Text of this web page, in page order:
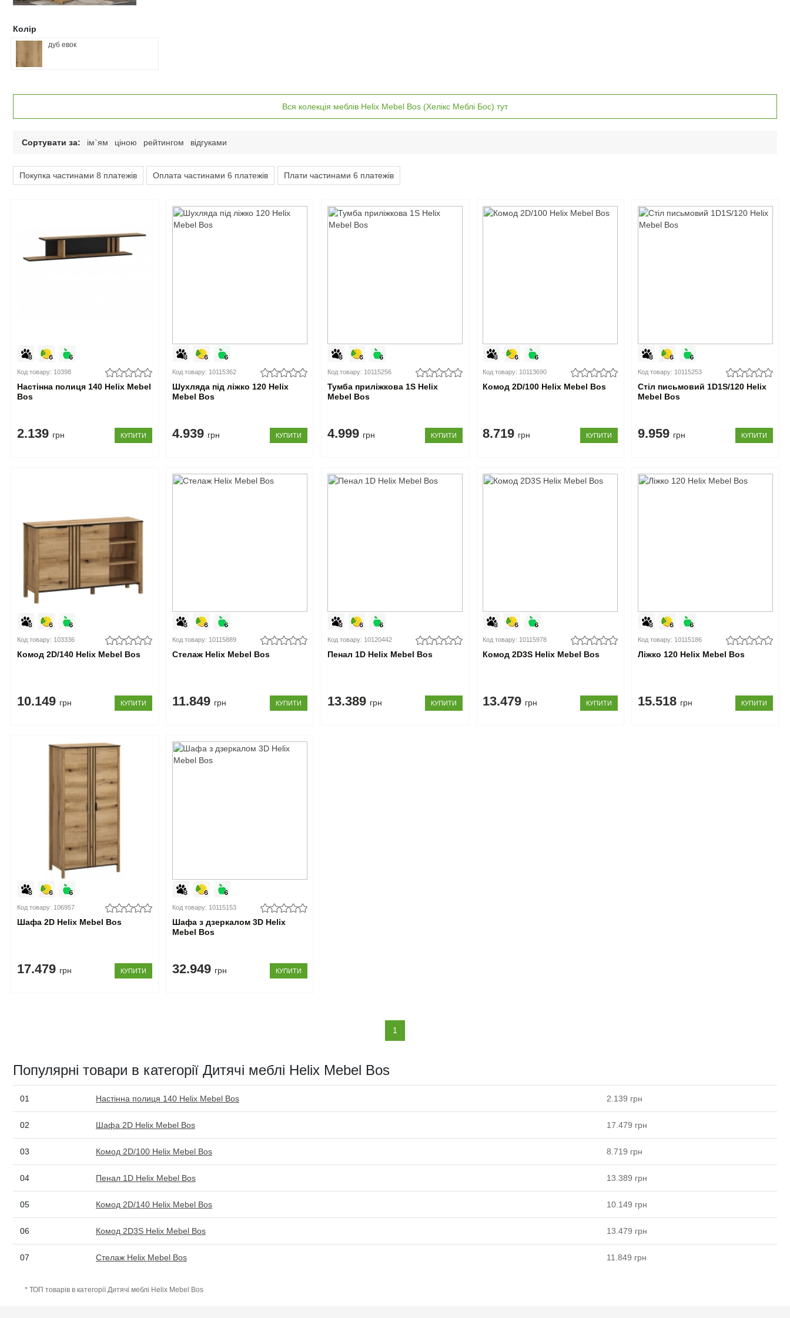
Колір
дуб евок
Вся колекція меблів Helix Mebel Bos (Хелікс Меблі Бос) тут
Сортувати за: ім`ям ціною рейтингом відгуками
Покупка частинами 8 платежів Оплата частинами 6 платежів Плати частинами 6 платежів
Код товару: 10398
Настінна полиця 140 Helix Mebel
Bos
2.139 грн КУПИТИ
Код товару: 10115362
Шухляда під ліжко 120 Helix
Mebel Bos
4.939 грн КУПИТИ
Код товару: 10115256
Тумба приліжкова 1S Helix
Mebel Bos
4.999 грн КУПИТИ
Код товару: 10113690
Комод 2D/100 Helix Mebel Bos
8.719 грн КУПИТИ
Код товару: 10115253
Стіл письмовий 1D1S/120 Helix
Mebel Bos
9.959 грн КУПИТИ
Код товару: 103336
Комод 2D/140 Helix Mebel Bos
10.149 грн КУПИТИ
Код товару: 10115889
Стелаж Helix Mebel Bos
11.849 грн КУПИТИ
Код товару: 10120442
Пенал 1D Helix Mebel Bos
13.389 грн КУПИТИ
Код товару: 10115978
Комод 2D3S Helix Mebel Bos
13.479 грн КУПИТИ
Код товару: 10115186
Ліжко 120 Helix Mebel Bos
15.518 грн КУПИТИ
Код товару: 106957
Шафа 2D Helix Mebel Bos
17.479 грн КУПИТИ
Код товару: 10115153
Шафа з дзеркалом 3D Helix
Mebel Bos
32.949 грн КУПИТИ
1
Популярні товари в категорії Дитячі меблі Helix Mebel Bos
01 Настінна полиця 140 Helix Mebel Bos 2.139 грн
02 Шафа 2D Helix Mebel Bos 17.479 грн
03 Комод 2D/100 Helix Mebel Bos 8.719 грн
04 Пенал 1D Helix Mebel Bos 13.389 грн
05 Комод 2D/140 Helix Mebel Bos 10.149 грн
06 Комод 2D3S Helix Mebel Bos 13.479 грн
07 Стелаж Helix Mebel Bos 11.849 грн
* ТОП товарів в категорії Дитячі меблі Helix Mebel Bos